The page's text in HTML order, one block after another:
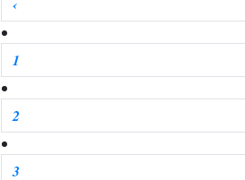
‹
1
2
3